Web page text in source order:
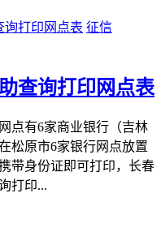
征信
查询打印网点表
点有6家商业银行（吉林
松原市6家银行网点放置
带身份证即可打印，长春
打印...